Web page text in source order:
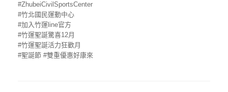
#ZhubeiCivilSportsCenter
#竹北國民運動中心
#加入竹運line官方
#竹運聖誕驚喜12月
#竹運聖誕活力狂歡月
#聖誕節 #雙重優惠好康來